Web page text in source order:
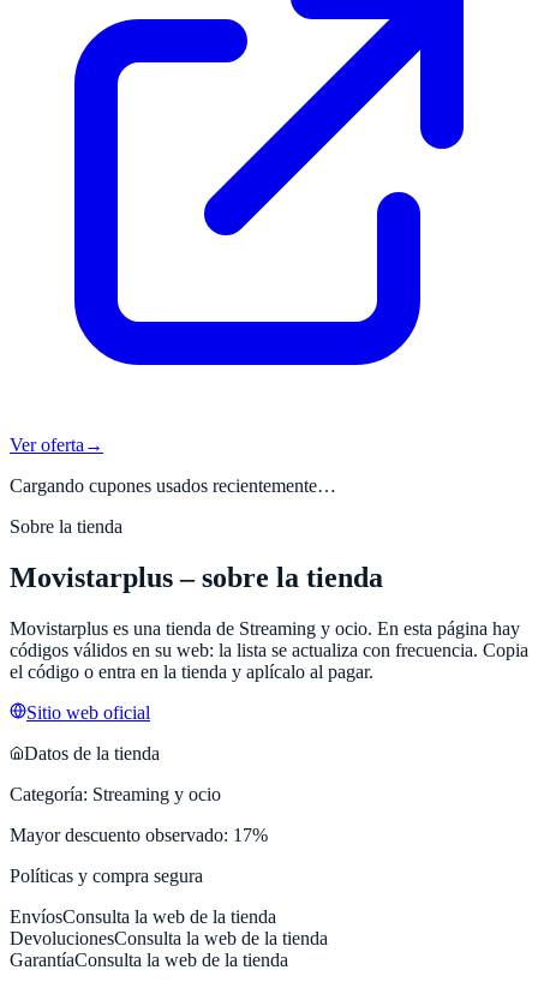
Ver oferta →
Cargando cupones usados recientemente…
Sobre la tienda
Movistarplus– sobre la tienda
Movistarplus es una tienda de Streaming y ocio. En esta página hay
códigos válidos en su web: la lista se actualiza con frecuencia. Copia
el código o entra en la tienda y aplícalo al pagar.
Sitio web oficial
Datos de la tienda
Categoría: Streaming y ocio
Mayor descuento observado: 17%
Políticas y compra segura
EnvíosConsulta la web de la tienda
DevolucionesConsulta la web de la tienda
GarantíaConsulta la web de la tienda